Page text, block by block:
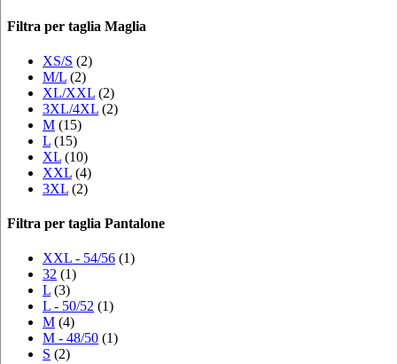
Filtra per taglia Maglia
XS/S (2)
M/L (2)
XL/XXL (2)
3XL/4XL (2)
M (15)
L (15)
XL (10)
XXL (4)
3XL (2)
Filtra per taglia Pantalone
XXL - 54/56 (1)
32 (1)
L (3)
L - 50/52 (1)
M (4)
M - 48/50 (1)
S (2)